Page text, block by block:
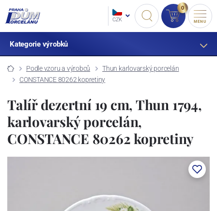
CZK
0
MENU
Kategorie výrobků
Podle vzoru a výrobců
Thun karlovarský porcelán
CONSTANCE 80262 kopretiny
Talíř dezertní 19 cm, Thun 1794,
karlovarský porcelán,
CONSTANCE 80262 kopretiny